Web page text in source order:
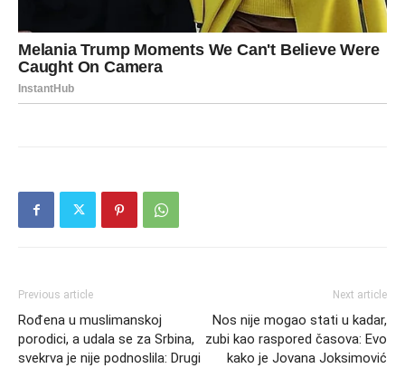
Previous article
Rođena u muslimanskoj
porodici, a udala se za Srbina,
svekrva je nije podnoslila: Drugi
Next article
Nos nije mogao stati u kadar,
zubi kao raspored časova: Evo
kako je Jovana Joksimović